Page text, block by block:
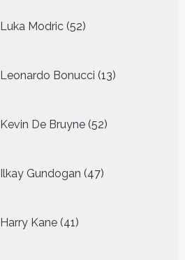
Luka Modric 52
producten
Leonardo Bonucci 13
producten
Kevin De Bruyne 52
producten
Ilkay Gundogan 47
producten
Harry Kane 41
producten